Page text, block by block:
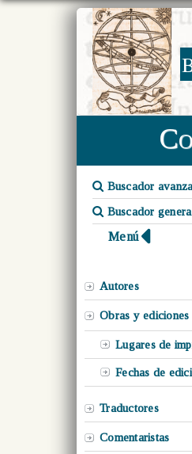
Buscador
Buscador
Menú
Autores
Obras y ediciones
Lugares de
Fechas de
Traductores
Comentaristas